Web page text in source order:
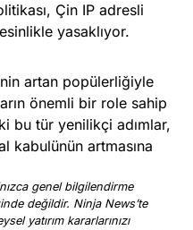
Çin IP adresli
yasaklıyor.
artan popülerliğiyle
önemli bir role sahip
bu tür yenilikçi adımlar,
kabulünün artmasına
genel bilgilendirme
değildir. Ninja News’te
yatırım kararlarınızı